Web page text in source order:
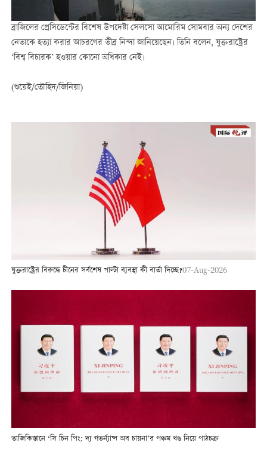
ব্রাজিলের প্রেসিডেন্টের বিশেষ উপদেষ্টা সেলসো আমোরিম সোমবার অন্য দেশের
নেতাকে হত্যা করার আচরণের তীব্র নিন্দা জানিয়েছেন। তিনি বলেন, যুক্তরাষ্ট্রের
‘বিশ্ব বিচারক’ হওয়ার কোনো অধিকার নেই।
(শুয়েই/তৌহিদ/জিনিয়া)
যুক্তরাষ্ট্রের বিরুদ্ধে চীনের সর্বশেষ পাল্টা ব্যবস্থা কী বার্তা দিচ্ছে?07-Aug-2026
তাজিকিস্তানে ‘সি চিন পিং: দ্য গভর্ন্যান্স অব চায়না’র পঞ্চম খণ্ড নিয়ে পাঠচক্র